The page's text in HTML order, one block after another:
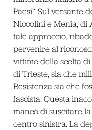
Paesi”. Sul versante
Niccolini e Menia, di
tale approccio,
pervenire al
vittime della scelta
di Trieste, sia che
Resistenza sia che
fascista. Questa
mancò di suscitare
centro sinistra. La